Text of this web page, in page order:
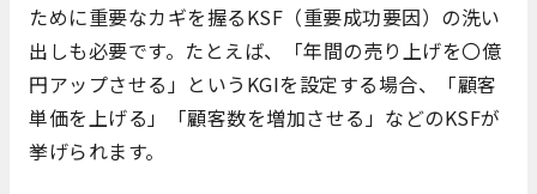
ために重要なカギを握るKSF（重要成功要因）の洗い
出しも必要です。たとえば、「年間の売り上げを〇億
円アップさせる」というKGIを設定する場合、「顧客
単価を上げる」「顧客数を増加させる」などのKSFが
挙げられます。